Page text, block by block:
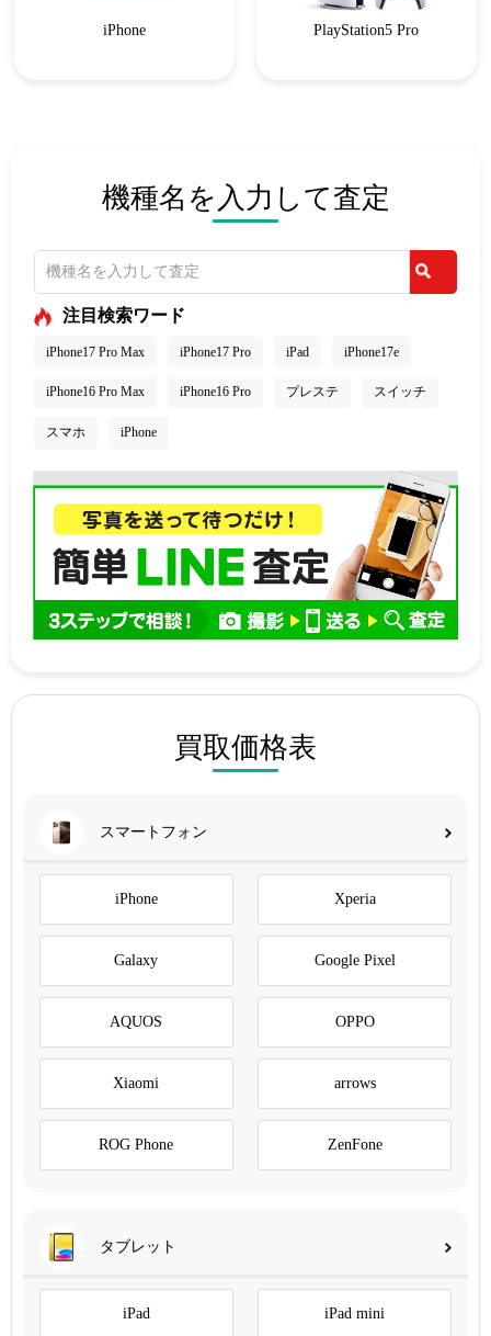
iPhone PlayStation5 Pro
機種名を入力して査定
注目検索ワード
iPhone17 Pro Max iPhone17 Pro iPad iPhone17e
iPhone16 Pro Max iPhone16 Pro プレステ スイッチ
スマホ iPhone
買取価格表
スマートフォン
iPhone Xperia
Galaxy Google Pixel
AQUOS OPPO
Xiaomi arrows
ROG Phone ZenFone
タブレット
iPad iPad mini